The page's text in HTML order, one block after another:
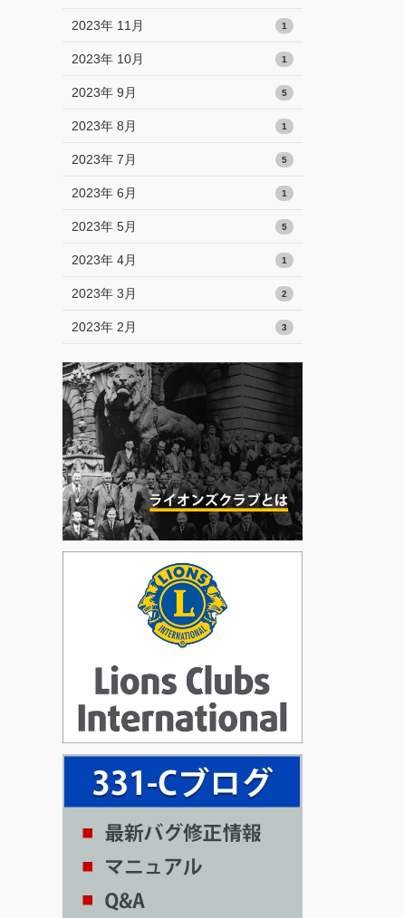
2023年 11月 1
2023年 10月 1
2023年 9月 5
2023年 8月 1
2023年 7月 5
2023年 6月 1
2023年 5月 5
2023年 4月 1
2023年 3月 2
2023年 2月 3